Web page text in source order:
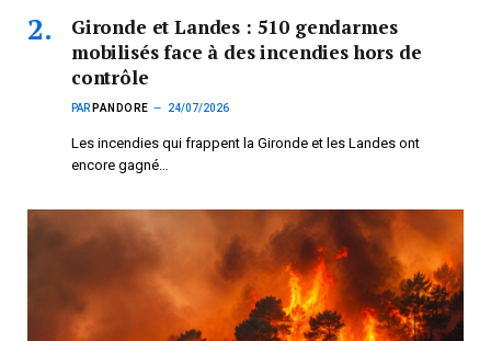
Gironde et Landes : 510 gendarmes
mobilisés face à des incendies hors de
contrôle
PAR PANDORE 24/07/2026
Les incendies qui frappent la Gironde et les Landes ont
encore gagné…